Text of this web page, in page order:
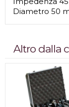
Diametro 50
Altro dalla